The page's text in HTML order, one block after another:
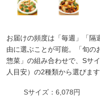
お届けの頻度は「毎週」「隔
由に選ぶことが可能。「旬の
惣菜」の組み合わせで、Sサ
人目安）の2種類から選びます
Sサイズ：6,078円